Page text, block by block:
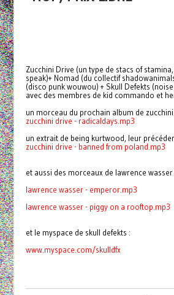
Zucchini Drive (un type de stacs of
speak)+ Nomad (du collectif
(disco punk wouwou) + Skull Defekts
avec des membres de kid commando et
un morceau du prochain album de zucchini
zucchini drive - radicaldays.mp3
un extrait de being kurtwood, leur
zucchini drive - banned from poland.mp3
et aussi des morceaux de lawrence wasser
lawrence wasser - emperor.mp3
lawrence wasser - piggy on a rooftop.mp3
et le myspace de skull defekts :
www.myspace.com/skulldfx